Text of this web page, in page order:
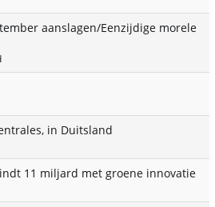
aanslagen/Eenzijdige morele
in Duitsland
11 miljard met groene innovatie